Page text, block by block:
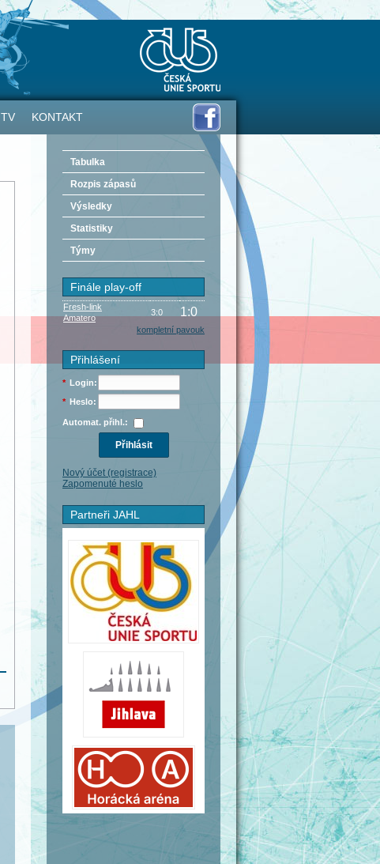
TV KONTAKT
Tabulka
Rozpis zápasů
Výsledky
Statistiky
Týmy
Finále play-off
Fresh-link
3:0 1:0
Amatero
kompletní pavouk
Přihlášení
* Login:
* Heslo:
Automat. přihl.:
Nový účet (registrace)
Zapomenuté heslo
Partneři JAHL